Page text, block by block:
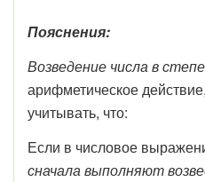
Пояснения:
Возведение числа в
арифметическое
учитывать, что:
Если в числовое
сначала выполняют